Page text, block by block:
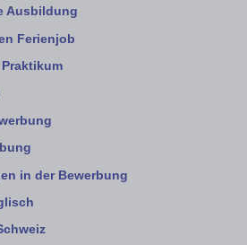
Ausbildung
Ferienjob
in der Bewerbung